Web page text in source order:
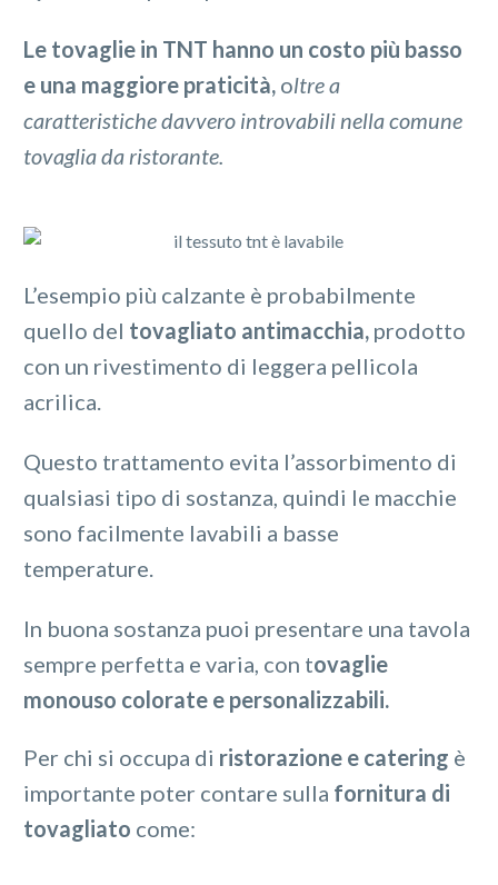
Le tovaglie in TNT hanno un costo più basso
e una maggiore praticità, oltre a
caratteristiche davvero introvabili nella comune
tovaglia da ristorante.
L’esempio più calzante è probabilmente
quello del tovagliato antimacchia, prodotto
con un rivestimento di leggera pellicola
acrilica.
Questo trattamento evita l’assorbimento di
qualsiasi tipo di sostanza, quindi le macchie
sono facilmente lavabili a basse
temperature.
In buona sostanza puoi presentare una tavola
sempre perfetta e varia, con tovaglie
monouso colorate e personalizzabili.
Per chi si occupa di ristorazione e catering è
importante poter contare sulla fornitura di
tovagliato come: